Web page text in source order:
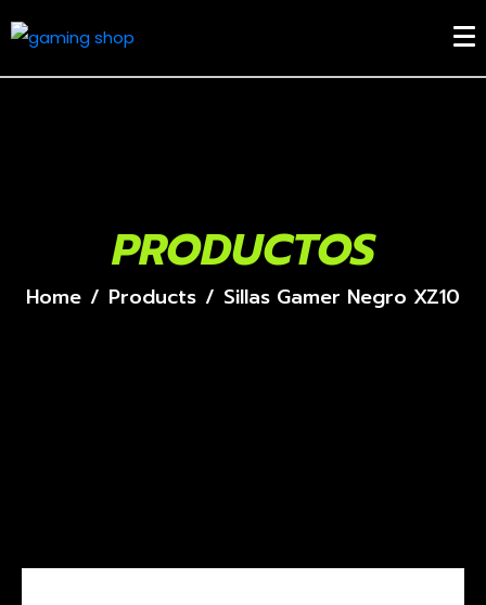
PRODUCTOS
Home Products Sillas Gamer Negro XZ10